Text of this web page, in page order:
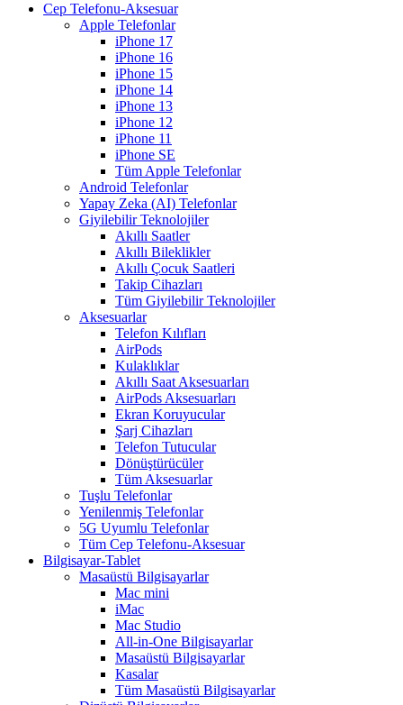
Cep Telefonu-Aksesuar
Apple Telefonlar
iPhone 17
iPhone 16
iPhone 15
iPhone 14
iPhone 13
iPhone 12
iPhone 11
iPhone SE
Tüm Apple Telefonlar
Android Telefonlar
Yapay Zeka (AI) Telefonlar
Giyilebilir Teknolojiler
Akıllı Saatler
Akıllı Bileklikler
Akıllı Çocuk Saatleri
Takip Cihazları
Tüm Giyilebilir Teknolojiler
Aksesuarlar
Telefon Kılıfları
AirPods
Kulaklıklar
Akıllı Saat Aksesuarları
AirPods Aksesuarları
Ekran Koruyucular
Şarj Cihazları
Telefon Tutucular
Dönüştürücüler
Tüm Aksesuarlar
Tuşlu Telefonlar
Yenilenmiş Telefonlar
5G Uyumlu Telefonlar
Tüm Cep Telefonu-Aksesuar
Bilgisayar-Tablet
Masaüstü Bilgisayarlar
Mac mini
iMac
Mac Studio
All-in-One Bilgisayarlar
Masaüstü Bilgisayarlar
Kasalar
Tüm Masaüstü Bilgisayarlar